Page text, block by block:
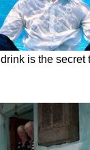
যার ফলে
সাফল্য